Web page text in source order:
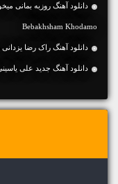
Bebakhsham Khodamo
دانلود آهنگ راک رضا یزدانی
دانلود آهنگ جديد علی